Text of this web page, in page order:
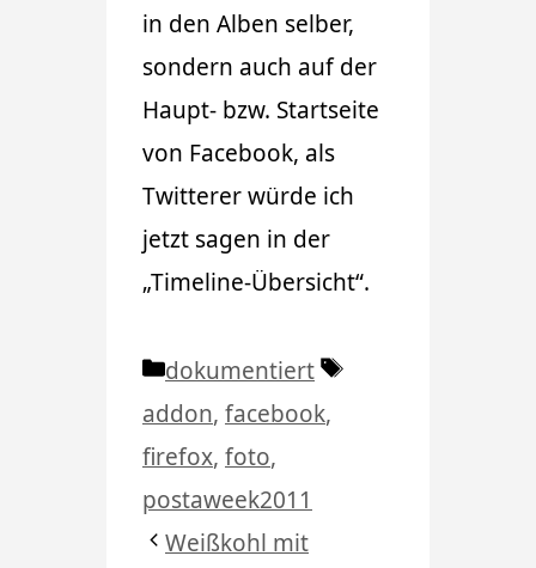
in den Alben selber,
sondern auch auf der
Haupt- bzw. Startseite
von Facebook, als
Twitterer würde ich
jetzt sagen in der
„Timeline-Übersicht“.
Kategorien
dokumentiert
Schlagwörter
addon, facebook,
firefox, foto,
postaweek2011
Weißkohl mit